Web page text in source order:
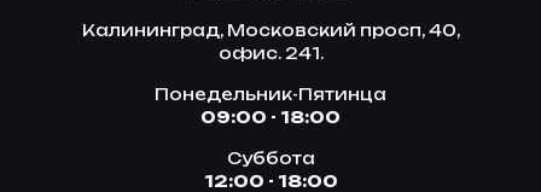
Калининград, Московский просп, 40,
офис. 241.
Понедельник-Пятинца
09:00 - 18:00
Суббота
12:00 - 18:00